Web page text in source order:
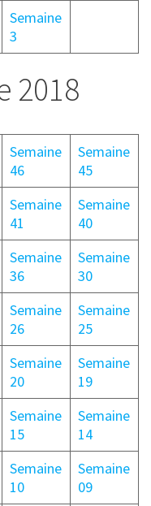
Semaine
3
2018
Semaine
46
Semaine
45
Semaine
41
Semaine
40
Semaine
36
Semaine
30
Semaine
26
Semaine
25
Semaine
20
Semaine
19
Semaine
15
Semaine
14
Semaine
10
Semaine
09